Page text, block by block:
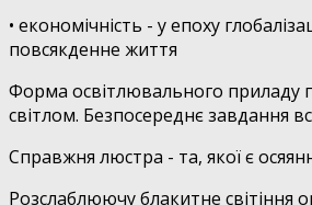
• економічність - у епоху
повсякденне життя
Форма освітлювального приладу
світлом. Безпосереднє завдання
Справжня люстра - та, якої є
Розслаблюючу блакитне світіння